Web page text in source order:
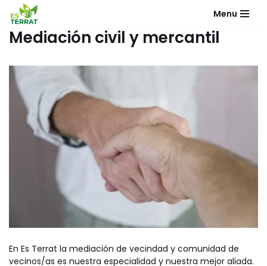
Saltar
al
Menu
Mediación civil y mercantil
En Es Terrat la mediación de vecindad y comunidad de
vecinos/as es nuestra especialidad y nuestra mejor aliada.